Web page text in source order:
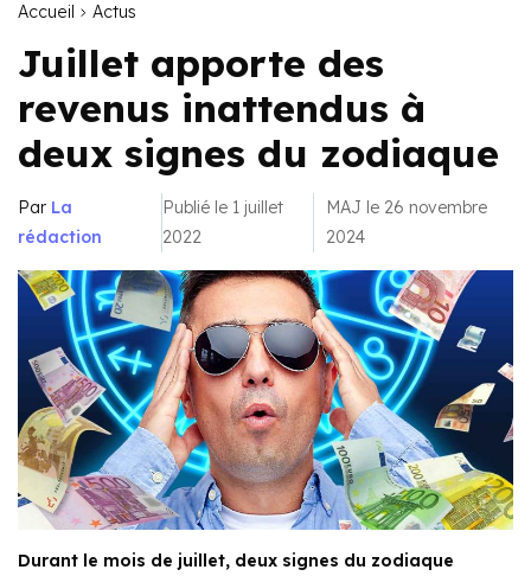
Accueil Actus
Juillet apporte des
revenus inattendus à
deux signes du zodiaque
Par La
rédaction
Publié le 1 juillet
2022
MAJ le 26 novembre
2024
Durant le mois de juillet, deux signes du zodiaque